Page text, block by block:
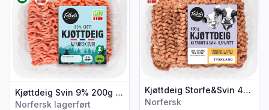
Kjøttdeig Svin 9% 200g Folkets
Norfersk lagerført
Kjøttdeig Storfe&Svin 400g Folkets
Norfersk